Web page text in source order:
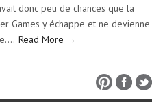
donc peu de chances que la
Games y échappe et ne devienne
Read More →